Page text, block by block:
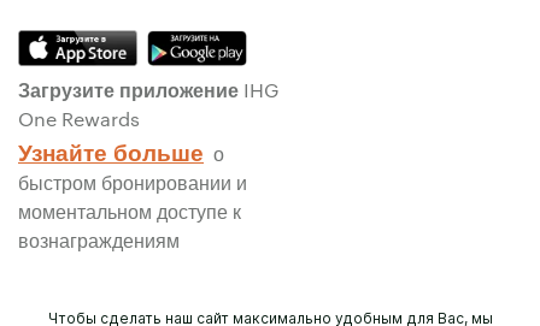
Загрузите приложение IHG
One Rewards
Узнайте больше о
быстром бронировании и
моментальном доступе к
вознаграждениям
Чтобы сделать наш сайт максимально удобным для Вас, мы